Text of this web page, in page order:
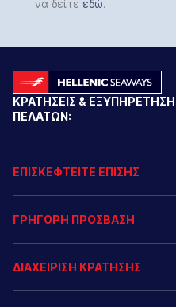
να δείτε εδώ.
ΚΡΑΤΗΣΕΙΣ & ΕΞΥΠΗΡΕΤΗΣΗ
ΠΕΛΑΤΩΝ:
ΕΠΙΣΚΕΦΤΕΙΤΕ ΕΠΙΣΗΣ
ΓΡΗΓΟΡΗ ΠΡΟΣΒΑΣΗ
ΔΙΑΧΕΙΡΙΣΗ ΚΡΑΤΗΣΗΣ